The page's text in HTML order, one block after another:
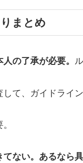
まとめ
の了承が必要。
て、ガイドライン
てない。あるなら